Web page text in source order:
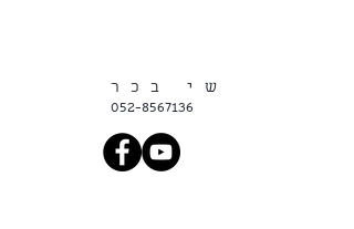
שי בכר
052-8567136